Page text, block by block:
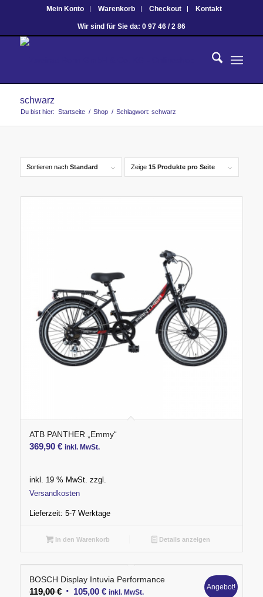
Mein Konto Warenkorb Checkout Kontakt
Wir sind für Sie da: 0 97 46 / 2 86
schwarz
Du bist hier: Startseite / Shop / Schlagwort: schwarz
Sortieren nach Standard Zeige 15 Produkte pro Seite
ATB PANTHER „Emmy“
369,90 € inkl. MwSt.
inkl. 19 % MwSt. zzgl.
Versandkosten
Lieferzeit: 5-7 Werktage
In den Warenkorb Details anzeigen
BOSCH Display Intuvia Performance
119,00€ Ursprünglicher
105,00 €Aktueller
inkl. MwSt.
Angebot!